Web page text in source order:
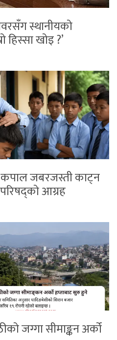
स्थानीयको
हिस्सा खोइ ?’
कपाल जबरजस्ती काट्न
आग्रह
जग्गा सीमाङ्कन अर्को